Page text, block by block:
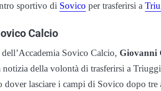
sportivo di Sovico per trasferirsi a
Calcio
Sovico Calcio, Giovanni
notizia della volontà di trasferirsi a
dover lasciare i campi di Sovico dopo